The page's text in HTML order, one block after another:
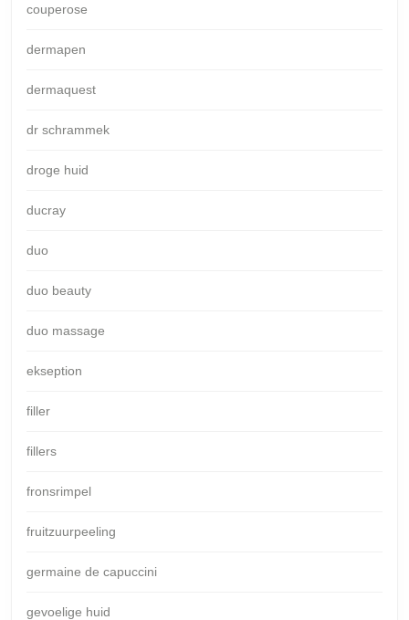
couperose
dermapen
dermaquest
dr schrammek
droge huid
ducray
duo
duo beauty
duo massage
ekseption
filler
fillers
fronsrimpel
fruitzuurpeeling
germaine de capuccini
gevoelige huid